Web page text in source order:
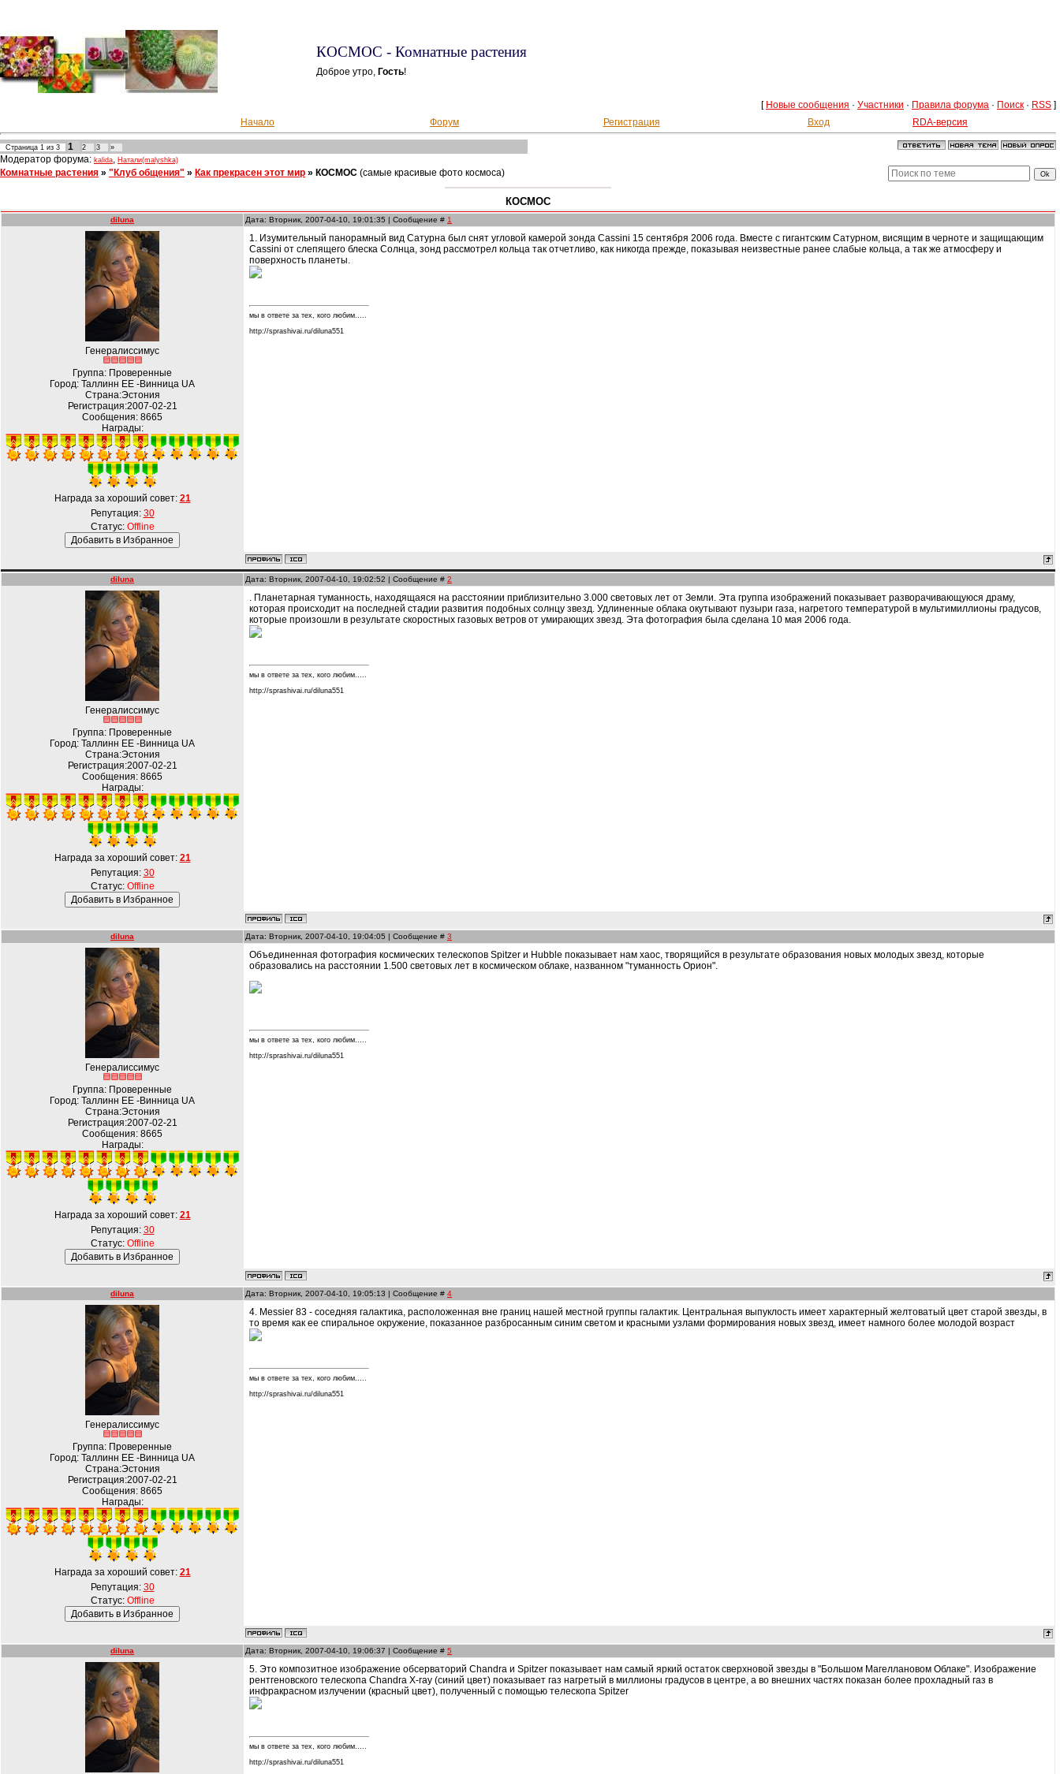
КОСМОС - Комнатные растения
Доброе утро, Гость!
[ Новые сообщения · Участники · Правила форума · Поиск · RSS ]
Начало
Форум Регистрация Вход RDA-версия
Страница 1 из 3 1 2 3 »
Модератор форума: kalida, Натали(malyshka)
Комнатные растения » "Клуб общения" » Как прекрасен этот мир » КОСМОС (самые красивые фото космоса)
КОСМОС
diluna Дата: Вторник, 2007-04-10, 19:01:35 | Сообщение # 1
Генералиссимус
Группа: Проверенные
Город: Таллинн EE -Винница UA
Страна:Эстония
Регистрация:2007-02-21
Сообщения: 8665
Награды:
Награда за хороший совет: 21
Репутация: 30
Статус: Offline
1. Изумительный панорамный вид Сатурна был снят угловой камерой зонда Cassini 15 сентября 2006 года. Вместе с гигантским Сатурном, висящим в черноте и защищающим
Cassini от слепящего блеска Солнца, зонд рассмотрел кольца так отчетливо, как никогда прежде, показывая неизвестные ранее слабые кольца, а так же атмосферу и
поверхность планеты.
мы в ответе за тех, кого любим.....
http://sprashivai.ru/diluna551
diluna Дата: Вторник, 2007-04-10, 19:02:52 | Сообщение # 2
Генералиссимус
Группа: Проверенные
Город: Таллинн EE -Винница UA
Страна:Эстония
Регистрация:2007-02-21
Сообщения: 8665
Награды:
Награда за хороший совет: 21
Репутация: 30
Статус: Offline
. Планетарная туманность, находящаяся на расстоянии приблизительно 3.000 световых лет от Земли. Эта группа изображений показывает разворачивающуюся драму,
которая происходит на последней стадии развития подобных солнцу звезд. Удлиненные облака окутывают пузыри газа, нагретого температурой в мультимиллионы градусов,
которые произошли в результате скоростных газовых ветров от умирающих звезд. Эта фотография была сделана 10 мая 2006 года.
мы в ответе за тех, кого любим.....
http://sprashivai.ru/diluna551
diluna Дата: Вторник, 2007-04-10, 19:04:05 | Сообщение # 3
Генералиссимус
Группа: Проверенные
Город: Таллинн EE -Винница UA
Страна:Эстония
Регистрация:2007-02-21
Сообщения: 8665
Награды:
Награда за хороший совет: 21
Репутация: 30
Статус: Offline
Объединенная фотография космических телескопов Spitzer и Hubble показывает нам хаос, творящийся в результате образования новых молодых звезд, которые
образовались на расстоянии 1.500 световых лет в космическом облаке, названном "туманность Орион".
мы в ответе за тех, кого любим.....
http://sprashivai.ru/diluna551
diluna Дата: Вторник, 2007-04-10, 19:05:13 | Сообщение # 4
Генералиссимус
Группа: Проверенные
Город: Таллинн EE -Винница UA
Страна:Эстония
Регистрация:2007-02-21
Сообщения: 8665
Награды:
Награда за хороший совет: 21
Репутация: 30
Статус: Offline
4. Messier 83 - соседняя галактика, расположенная вне границ нашей местной группы галактик. Центральная выпуклость имеет характерный желтоватый цвет старой звезды, в
то время как ее спиральное окружение, показанное разбросанным синим светом и красными узлами формирования новых звезд, имеет намного более молодой возраст
мы в ответе за тех, кого любим.....
http://sprashivai.ru/diluna551
diluna Дата: Вторник, 2007-04-10, 19:06:37 | Сообщение # 5
5. Это композитное изображение обсерваторий Chandra и Spitzer показывает нам самый яркий остаток сверхновой звезды в "Большом Магеллановом Облаке". Изображение
рентгеновского телескопа Chandra X-ray (синий цвет) показывает газ нагретый в миллионы градусов в центре, а во внешних частях показан более прохладный газ в
инфракрасном излучении (красный цвет), полученный с помощью телескопа Spitzer
мы в ответе за тех, кого любим.....
http://sprashivai.ru/diluna551